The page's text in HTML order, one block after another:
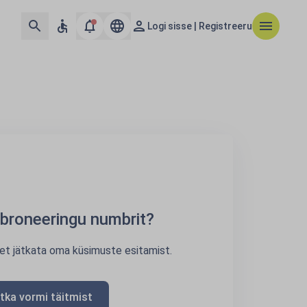
Logi sisse | Registreeru
numbrit?
jätkata oma küsimuste esitamist.
vormi täitmist